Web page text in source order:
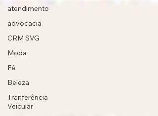
atendimento
advocacia
CRM SVG
Moda
Fé
Beleza
Tranferência
Veicular